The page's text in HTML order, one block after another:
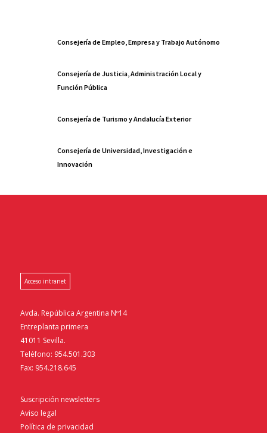
Consejería de Empleo, Empresa y Trabajo Autónomo
Consejería de Justicia, Administración Local y
Función Pública
Consejería de Turismo y Andalucía Exterior
Consejería de Universidad, Investigación e
Innovación
Acceso intranet
Avda. República Argentina Nº14
Entreplanta primera
41011 Sevilla.
Teléfono: 954.501.303
Fax: 954.218.645
Suscripción newsletters
Aviso legal
Política de privacidad